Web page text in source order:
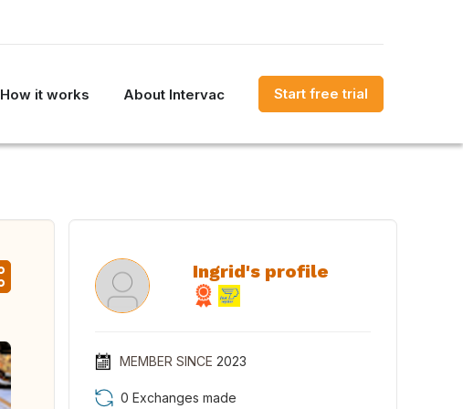
How it works About Intervac Start free trial
Ingrid's profile
MEMBER SINCE 2023
0 Exchanges made